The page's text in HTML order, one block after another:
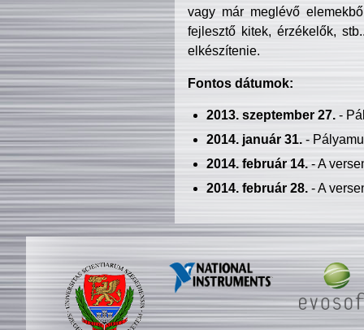
vagy már meglévő
fejlesztő kitek, érzékelők,
elkészítenie.
Fontos dátumok:
2013. szeptember 27.-
2014. január 31.-
2014. február 14.- A
2014. február 28.- A